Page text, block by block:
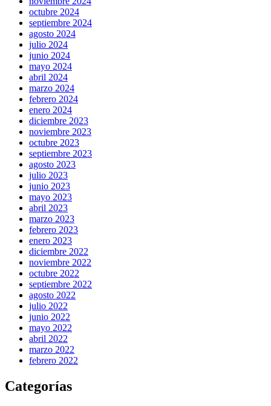
octubre 2024
septiembre 2024
agosto 2024
julio 2024
junio 2024
mayo 2024
abril 2024
marzo 2024
febrero 2024
enero 2024
diciembre 2023
noviembre 2023
octubre 2023
septiembre 2023
agosto 2023
julio 2023
junio 2023
mayo 2023
abril 2023
marzo 2023
febrero 2023
enero 2023
diciembre 2022
noviembre 2022
octubre 2022
septiembre 2022
agosto 2022
julio 2022
junio 2022
mayo 2022
abril 2022
marzo 2022
febrero 2022
Categorías